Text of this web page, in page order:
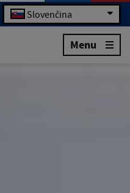
Slovenčina
Menu